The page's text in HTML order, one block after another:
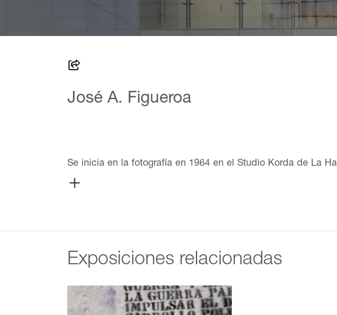
José A. Figueroa
Se inicia en la fotografía en 1964 en el Studio Korda de La
mundialmente por su foto del Che Guevara.
isla. Sus fotos –concebidas como series o ensayos–
Angola (1982-1983); la crisis económica cubana luego del
de Berlín (junio, 1990); y New York septiembre 11/2001;
más actual conceptualismo.
Exposiciones relacionadas